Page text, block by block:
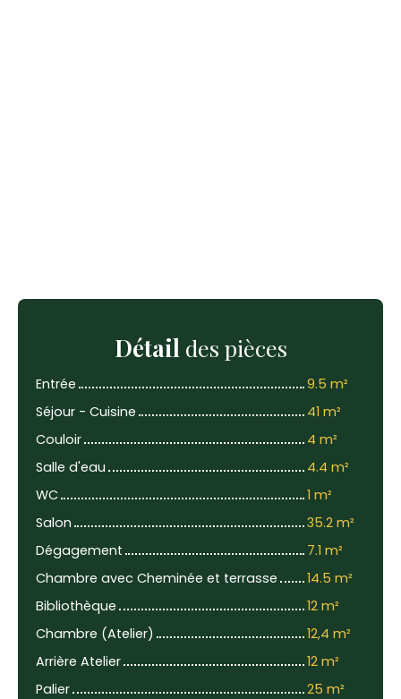
Détail des pièces
Entrée
9.5 m²
Séjour - Cuisine
41 m²
Couloir
4 m²
Salle d'eau
4.4 m²
WC
1 m²
Salon
35.2 m²
Dégagement
7.1 m²
Chambre avec Cheminée et terrasse
14.5 m²
Bibliothèque
12 m²
Chambre (Atelier)
12,4 m²
Arrière Atelier
12 m²
Palier
25 m²